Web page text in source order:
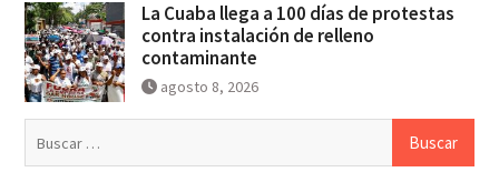
La Cuaba llega a 100 días de protestas
contra instalación de relleno
contaminante
agosto 8, 2026